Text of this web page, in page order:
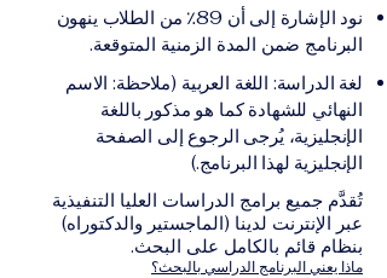
الإلكترونيقد يُطلب تقديم
مستندات إضافية حسب
البرنامج والمؤسسة التعليمية
الأكاديمية المناسبة للبرنامج،
والتي تصدر عن المؤسسة
التعليمية المسؤولة عن تقديم
البرنامج ضمن شبكة VBNN
Smart Education Group.
نود الإشارة إلى أن 89٪ من الطلاب ينهون
البرنامج ضمن المدة الزمنية المتوقعة.
لغة الدراسة: اللغة العربية (ملاحظة: الاسم
النهائي للشهادة كما هو مذكور باللغة
الإنجليزية، يُرجى الرجوع إلى الصفحة
الإنجليزية لهذا البرنامج.)
تُقدَّم جميع برامج الدراسات العليا التنفيذية
عبر الإنترنت لدينا (الماجستير والدكتوراه)
بنظام قائم بالكامل على البحث.
ماذا يعني البرنامج الدراسي بالبحث؟